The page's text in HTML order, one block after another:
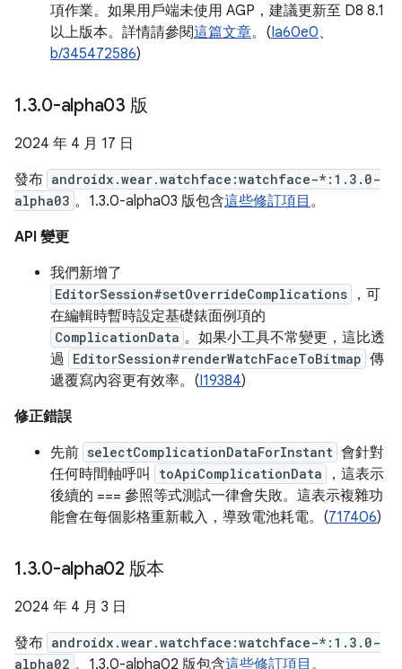
項作業。如果用戶端未使用 AGP，建議更新至 D8 8.1
以上版本。詳情請參閱這篇文章。(Ia60e0、
b/345472586)
1.3.0-alpha03 版
2024 年 4 月 17 日
發布 androidx.wear.watchface:watchface-*:1.3.0-
alpha03 。1.3.0-alpha03 版包含這些修訂項目 。
API 變更
我們新增了
EditorSession#setOverrideComplications
，可
在編輯時暫時設定基礎錶面例項的
ComplicationData 。如果小工具不常變更，這比透
過 EditorSession#renderWatchFaceToBitmap 傳
遞覆寫內容更有效率。(I19384)
修正錯誤
先前 selectComplicationDataForInstant 會針對
任何時間軸呼叫
toApiComplicationData
，這表示
後續的 === 參照等式測試一律會失敗。這表示複雜功
能會在每個影格重新載入，導致電池耗電。(717406)
1.3.0-alpha02 版本
2024 年 4 月 3 日
發布 androidx.wear.watchface:watchface-*:1.3.0-
alpha02 。1.3.0-alpha02 版包含這些修訂項目 。